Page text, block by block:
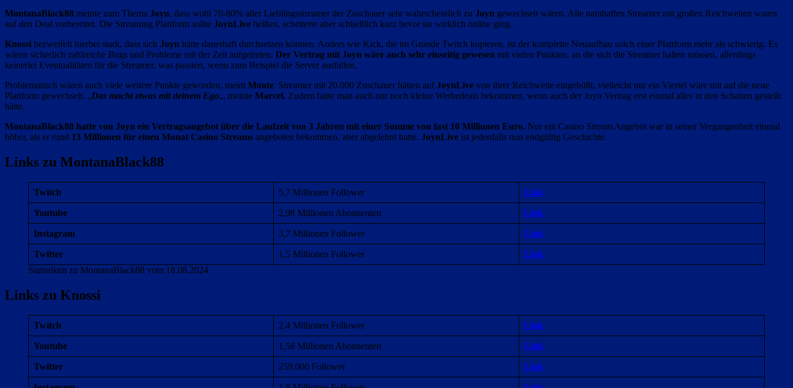
MontanaBlack88 meinte zum Thema Joyn, dass wohl 70-80% aller Lieblingsstreamer der Zuschauer sehr wahrscheinlich zu Joyn gewechselt wären. Alle namhaften Streamer mit großen Reichweiten waren
auf den Deal vorbereitet. Die Streaming Plattform sollte JoynLive heißen, scheiterte aber schließlich kurz bevor sie wirklich online ging.
Knossi bezweifelt hierbei stark, dass sich Joyn hätte dauerhaft durchsetzen können. Anders wie Kick, die im Grunde Twitch kopieren, ist der komplette Neuaufbau solch einer Plattform mehr als schwierig. Es
wären sicherlich zahlreiche Bugs und Probleme mit der Zeit aufgetreten. Der Vertrag mit Joyn wäre auch sehr einseitig gewesen mit vielen Punkten, an die sich die Streamer halten müssen, allerdings
keinerlei Eventualitäten für die Streamer, was passiert, wenn zum Beispiel die Server ausfallen.
Problematisch wären auch viele weitere Punkte geworden, meint Monte. Streamer mit 20.000 Zuschauer hätten aufJoynLive von ihrer Reichweite eingebüßt, vielleicht nur ein Viertel wäre mit auf die neue
Plattform gewechselt. „Das macht etwas mit deinem Ego„, meinte Marcel. Zudem hätte man auch nur noch kleine Werbedeals bekommen, wenn auch der Joyn Vertrag erst einmal alles in den Schatten gestellt
hätte.
MontanaBlack88 hatte von Joyn ein Vertragsangebot über die Laufzeit von 3 Jahren mit einer Summe von fast 10 Millionen Euro. Nur ein Casino Stream Angebot war in seiner Vergangenheit einmal
höher, als er rund 13 Millionen für einen Monat Casino Streams angeboten bekommen, aber abgelehnt hatte. JoynLive ist jedenfalls nun endgültig Geschichte.
Links zu MontanaBlack88
Twitch 5,7 Millionen Follower Link
Youtube 2,98 Millionen Abonnenten Link
Instagram 3,7 Millionen Follower Link
Twitter 1,5 Millionen Follower
Link
Statistiken zu MontanaBlack88 vom 18.08.2024
Links zu Knossi
Twitch 2,4 Millionen Follower Link
Youtube 1,58 Millionen Abonnenten Link
Twitter 259.000 Follower Link